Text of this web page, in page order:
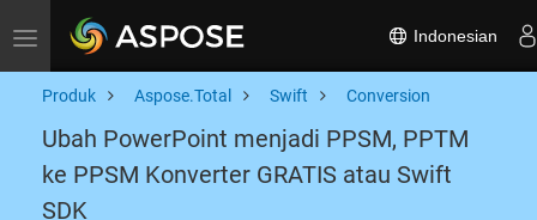
Toggle navigation Indonesian
Produk Aspose.Total Swift Conversion
Ubah PowerPoint menjadi PPSM, PPTM
ke PPSM Konverter GRATIS atau Swift
SDK